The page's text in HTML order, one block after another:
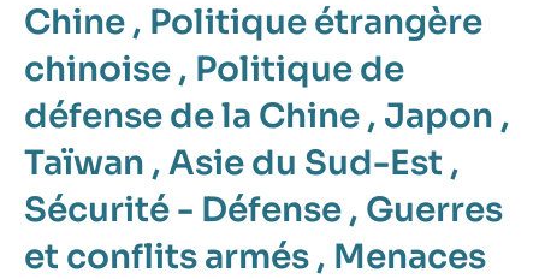
Chine , Politique étrangère
chinoise , Politique de
défense de la Chine , Japon ,
Taïwan , Asie du Sud-Est ,
Sécurité - Défense , Guerres
et conflits armés , Menaces